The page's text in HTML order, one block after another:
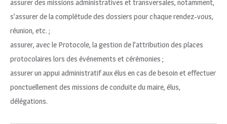
assurer des missions administratives et transversales, notamment,
s’assurer de la complétude des dossiers pour chaque rendez-vous,
réunion, etc. ;
assurer, avec le Protocole, la gestion de l’attribution des places
protocolaires lors des événements et cérémonies ;
assurer un appui administratif aux élus en cas de besoin et effectuer
ponctuellement des missions de conduite du maire, élus,
délégations.